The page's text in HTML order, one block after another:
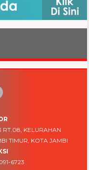
RT.08, KELURAHAN
TIMUR, KOTA JAMBI
6723